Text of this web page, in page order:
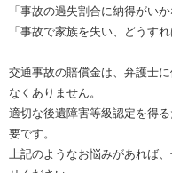
「事故の過失割合に納得がいか
「事故で家族を失い、どうす
交通事故の賠償金は、弁護士
なくありません。
適切な後遺障害等級認定を得
要です。
上記のようなお悩みがあれば